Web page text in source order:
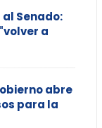
al Senado:
a
abre
para la